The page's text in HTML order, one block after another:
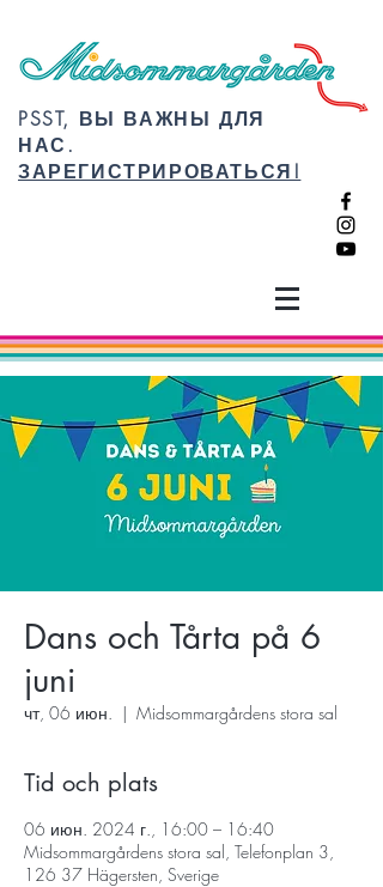
PSST, ВЫ ВАЖНЫ ДЛЯ
НАС.
ЗАРЕГИСТРИРОВАТЬСЯ!
Dans och Tårta på 6
juni
чт, 06 июн.
  |
Midsommargårdens stora sal
Tid och plats
06 июн. 2024 г., 16:00 – 16:40
Midsommargårdens stora sal, Telefonplan 3,
126 37 Hägersten, Sverige